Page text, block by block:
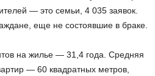
— это семьи, 4 035 заявок.
еще не состоявшие в браке.
на жилье — 31,4 года. Средняя
— 60 квадратных метров,